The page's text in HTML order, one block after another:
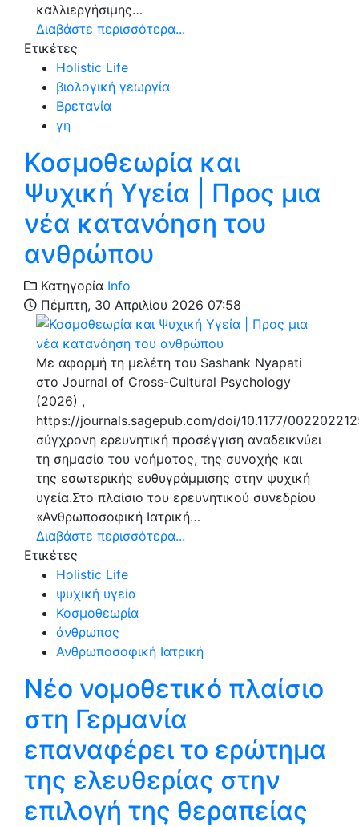
καλλιεργήσιμης…
Διαβάστε περισσότερα...
Ετικέτες
Holistic Life
βιολογική γεωργία
Βρετανία
γη
Κοσμοθεωρία και
Ψυχική Υγεία | Προς μια
νέα κατανόηση του
ανθρώπου
Κατηγορία Info
Πέμπτη, 30 Απριλίου 2026 07:58
Με αφορμή τη μελέτη του Sashank Nyapati
στο Journal of Cross-Cultural Psychology
(2026) ,
https://journals.sagepub.com/doi/10.1177/
σύγχρονη ερευνητική προσέγγιση αναδεικνύει
τη σημασία του νοήματος, της συνοχής και
της εσωτερικής ευθυγράμμισης στην ψυχική
υγεία.Στο πλαίσιο του ερευνητικού συνεδρίου
«Ανθρωποσοφική Ιατρική…
Διαβάστε περισσότερα...
Ετικέτες
Holistic Life
ψυχική υγεία
Κοσμοθεωρία
άνθρωπος
Ανθρωποσοφική Ιατρική
Νέο νομοθετικό πλαίσιο
στη Γερμανία
επαναφέρει το ερώτημα
της ελευθερίας στην
επιλογή της θεραπείας